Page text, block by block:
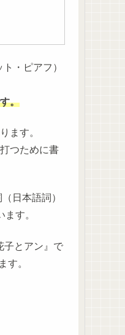
・ピアフ）
。
ます。
つために書
日本語詞）
す。
子とアン』で
す。